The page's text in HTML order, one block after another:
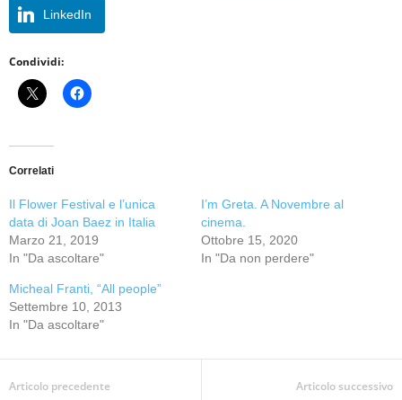
LinkedIn
Condividi:
Correlati
Il Flower Festival e l’unica
data di Joan Baez in Italia
Marzo 21, 2019
In "Da ascoltare"
I’m Greta. A Novembre al
cinema.
Ottobre 15, 2020
In "Da non perdere"
Micheal Franti, “All people”
Settembre 10, 2013
In "Da ascoltare"
Articolo precedente Articolo successivo